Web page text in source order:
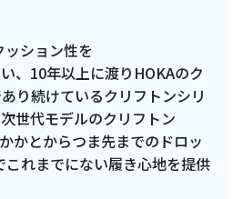
ション性を
、10年以上に渡りHOKAのク
り続けているクリフトンシリ
世代モデルのクリフトン
かとからつま先までのドロッ
れまでにない履き心地を提供